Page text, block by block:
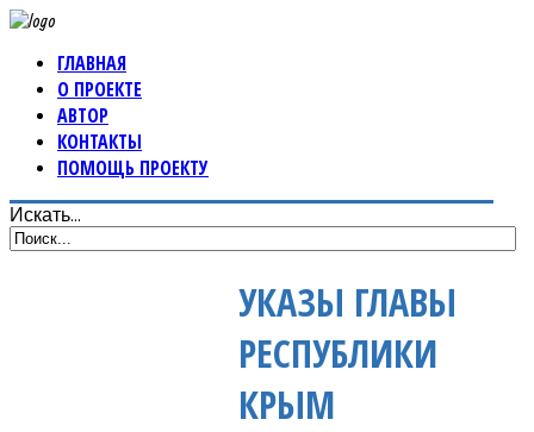
ГЛАВНАЯ
О ПРОЕКТЕ
АВТОР
КОНТАКТЫ
ПОМОЩЬ ПРОЕКТУ
Искать...
УКАЗЫ ГЛАВЫ
РЕСПУБЛИКИ
КРЫМ